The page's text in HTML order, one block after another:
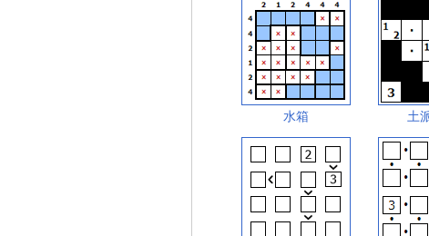
水箱 土